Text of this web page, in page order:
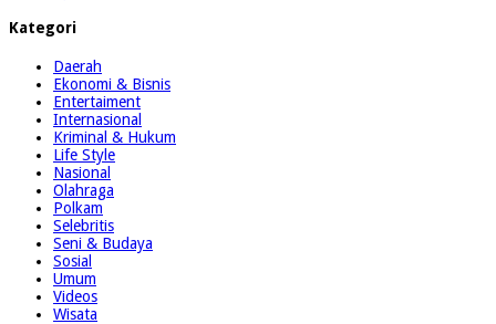
Kategori
Daerah
Ekonomi & Bisnis
Entertaiment
Internasional
Kriminal & Hukum
Life Style
Nasional
Olahraga
Polkam
Selebritis
Seni & Budaya
Sosial
Umum
Videos
Wisata